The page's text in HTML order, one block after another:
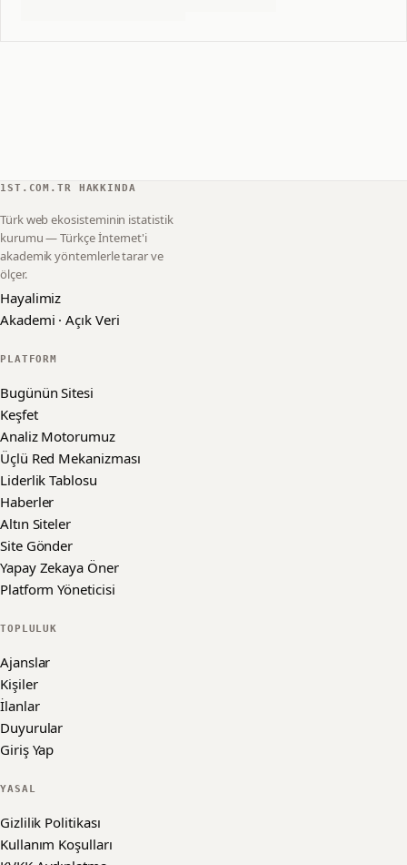
1ST.COM.TR HAKKINDA
Türk web ekosisteminin istatistik
kurumu — Türkçe İnternet'i
akademik yöntemlerle tarar ve
ölçer.
Hayalimiz
Akademi · Açık Veri
PLATFORM
Bugünün Sitesi
Keşfet
Analiz Motorumuz
Üçlü Red Mekanizması
Liderlik Tablosu
Haberler
Altın Siteler
Site Gönder
Yapay Zekaya Öner
Platform Yöneticisi
TOPLULUK
Ajanslar
Kişiler
İlanlar
Duyurular
Giriş Yap
YASAL
Gizlilik Politikası
Kullanım Koşulları